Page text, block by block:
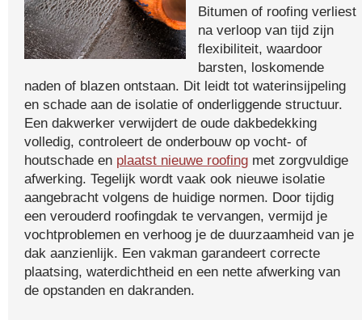
Bitumen of roofing verliest
na verloop van tijd zijn
flexibiliteit, waardoor
barsten, loskomende
naden of blazen ontstaan. Dit leidt tot waterinsijpeling
en schade aan de isolatie of onderliggende structuur.
Een dakwerker verwijdert de oude dakbedekking
volledig, controleert de onderbouw op vocht- of
houtschade en plaatst nieuwe roofing met zorgvuldige
afwerking. Tegelijk wordt vaak ook nieuwe isolatie
aangebracht volgens de huidige normen. Door tijdig
een verouderd roofingdak te vervangen, vermijd je
vochtproblemen en verhoog je de duurzaamheid van je
dak aanzienlijk. Een vakman garandeert correcte
plaatsing, waterdichtheid en een nette afwerking van
de opstanden en dakranden.